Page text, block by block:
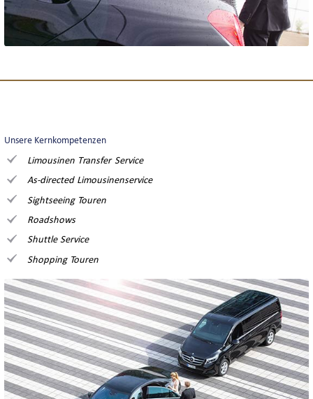
INTERLINE NEWSLETTER
Unsere Kernkompetenzen
Limousinen Transfer Service
As-directed Limousinenservice
Sightseeing Touren
Roadshows
Shuttle Service
Shopping Touren